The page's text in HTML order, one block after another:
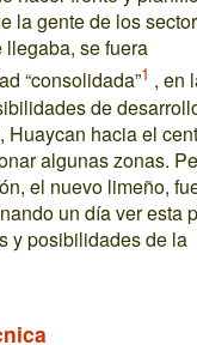
la gente de los
llegaba, se fuera
“consolidada”1 , en
de
Huaycan hacia el
algunas zonas.
el nuevo limeño,
un día ver esta
y posibilidades de la